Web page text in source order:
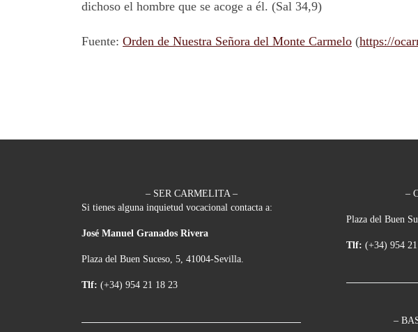
dichoso el hombre que se acoge a él. (Sal 34,9)
Fuente: Orden de Nuestra Señora del Monte Carmelo (https://
– SER CARMELITA –
Si tienes alguna inquietud vocacional contacta a:
José Manuel Granados Rivera
Plaza del Buen Suceso, 5, 41004-Sevilla.
Tlf: (+34) 954 21 18 23
–
Plaza del Buen
Tlf: (+34) 954
–